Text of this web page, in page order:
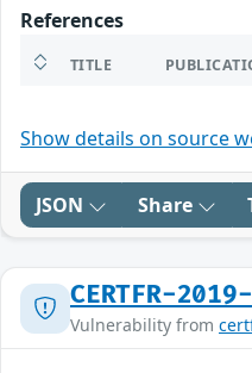
References
TITLE
Show details on source
JSON Share
CERTFR-
Vulnerability from